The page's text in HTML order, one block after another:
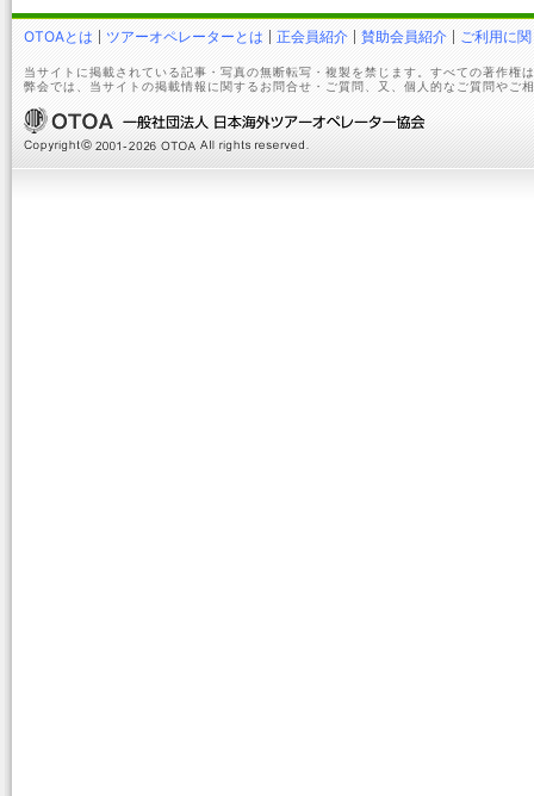
OTOAとは ツアーオペレーターとは 正会員紹介 賛助会員紹介 ご利用に
当サイトに掲載されている記事・写真の無断転写・複製を禁じます。すべての著作権
弊会では、当サイトの掲載情報に関するお問合せ・ご質問、又、個人的なご質問やご